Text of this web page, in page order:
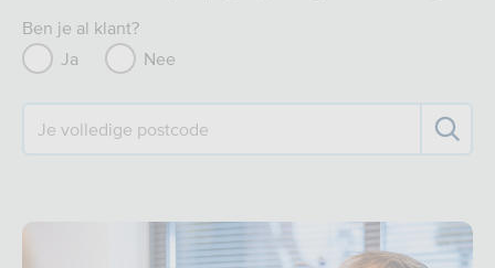
Ben je al klant?
Ja
Nee
Je volledige postcode